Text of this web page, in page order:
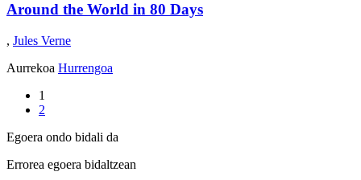
Around the World in 80 Days
, Jules Verne
Aurrekoa Hurrengoa
1
2
Egoera ondo bidali da
Errorea egoera bidaltzean